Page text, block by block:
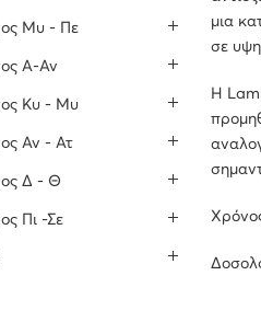
μια
σε
Η
Μυ - Πε
Α-Αν
Κυ - Μυ
Αν - Ατ
Δ - Θ
Πι -Σε